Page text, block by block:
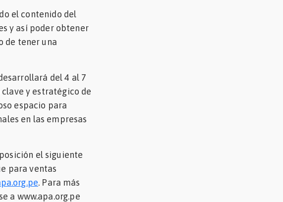
el contenido del
y así poder obtener
de tener una
del 4 al 7
y estratégico de
espacio para
en las empresas
el siguiente
para ventas
. Para más
a www.apa.org.pe